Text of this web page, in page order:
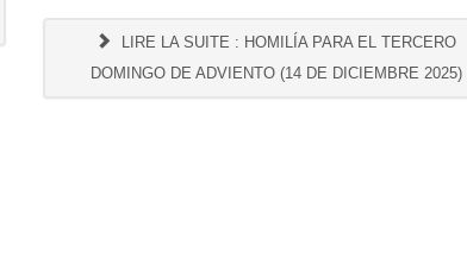
LIRE LA SUITE : HOMILÍA PARA EL TERCERO
DOMINGO DE ADVIENTO (14 DE DICIEMBRE 2025)